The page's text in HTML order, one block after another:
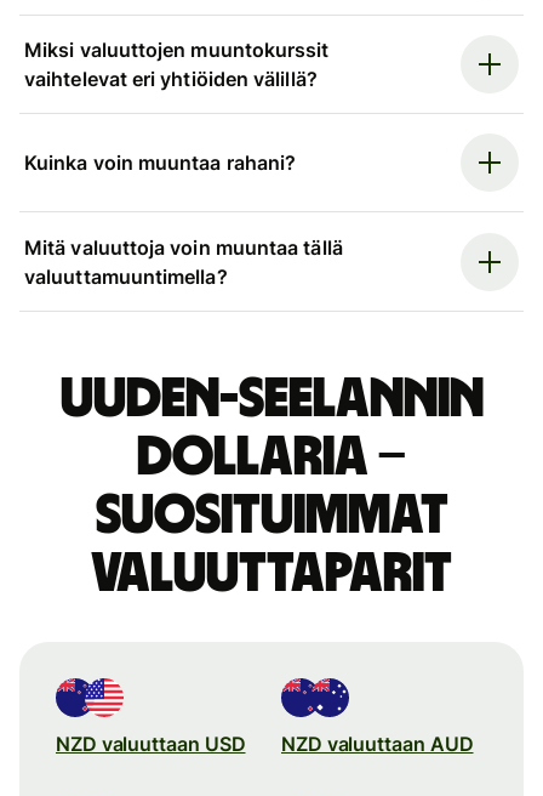
Miksi valuuttojen muuntokurssit
vaihtelevat eri yhtiöiden välillä?
Kuinka voin muuntaa rahani?
Mitä valuuttoja voin muuntaa tällä
valuuttamuuntimella?
Uuden-Seelannin
dollaria –
suosituimmat
valuuttaparit
NZD valuuttaan USD NZD valuuttaan AUD